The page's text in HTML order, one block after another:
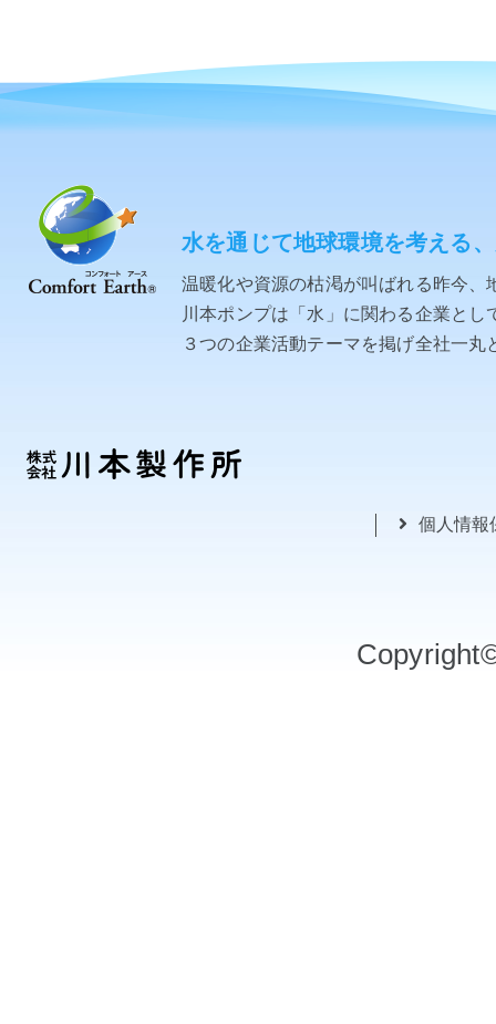
水を通じて地球環境を考える
温暖化や資源の枯渇が叫ばれる昨今
川本ポンプは「水」に関わる企業と
３つの企業活動テーマを掲げ全社一
個人情報